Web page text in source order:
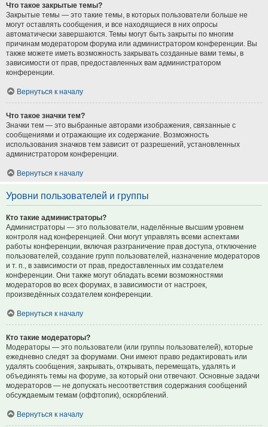
Что такое закрытые темы?
Закрытые темы — это такие темы, в которых пользователи больше не
могут оставлять сообщения, и все находящиеся в них опросы
автоматически завершаются. Темы могут быть закрыты по многим
причинам модератором форума или администратором конференции. Вы
также можете иметь возможность закрывать созданные вами темы, в
зависимости от прав, предоставленных вам администратором
конференции.
Вернуться к началу
Что такое значки тем?
Значки тем — это выбранные авторами изображения, связанные с
сообщениями и отражающие их содержание. Возможность
использования значков тем зависит от разрешений, установленных
администратором конференции.
Вернуться к началу
Уровни пользователей и группы
Кто такие администраторы?
Администраторы — это пользователи, наделённые высшим уровнем
контроля над конференцией. Они могут управлять всеми аспектами
работы конференции, включая разграничение прав доступа, отключение
пользователей, создание групп пользователей, назначение модераторов
и т. п., в зависимости от прав, предоставленных им создателем
конференции. Они также могут обладать всеми возможностями
модераторов во всех форумах, в зависимости от настроек,
произведённых создателем конференции.
Вернуться к началу
Кто такие модераторы?
Модераторы — это пользователи (или группы пользователей), которые
ежедневно следят за форумами. Они имеют право редактировать или
удалять сообщения, закрывать, открывать, перемещать, удалять и
объединять темы на форуме, за который они отвечают. Основные задачи
модераторов — не допускать несоответствия содержания сообщений
обсуждаемым темам (оффтопик), оскорблений.
Вернуться к началу